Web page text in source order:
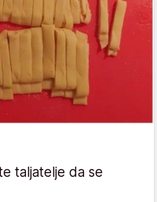
taljatelje da se